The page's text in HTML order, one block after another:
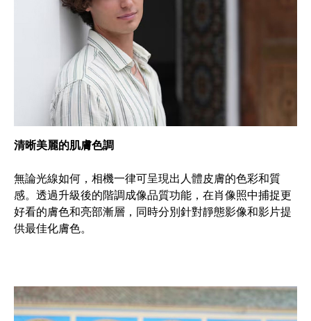
清晰美麗的肌膚色調
無論光線如何，相機一律可呈現出人體皮膚的色彩和質
感。透過升級後的階調成像品質功能，在肖像照中捕捉更
好看的膚色和亮部漸層，同時分別針對靜態影像和影片提
供最佳化膚色。